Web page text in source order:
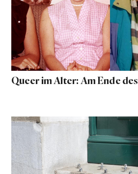
Queer im Alter: Am Ende